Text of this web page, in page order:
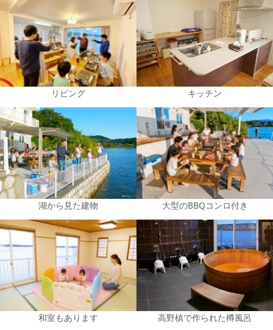
リビング キッチン
湖から見た建物 大型のBBQコンロ付き
和室もあります 高野槙で作られた樽風呂